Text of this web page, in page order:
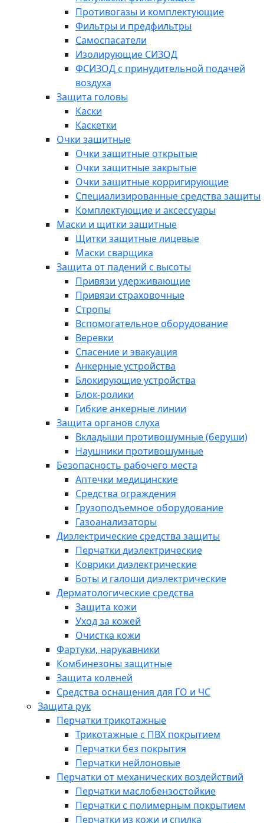
Противогазы и комплектующие
Фильтры и предфильтры
Самоспасатели
Изолирующие СИЗОД
ФСИЗОД с принудительной подачей
воздуха
Защита головы
Каски
Каскетки
Очки защитные
Очки защитные открытые
Очки защитные закрытые
Очки защитные корригирующие
Специализированные средства защиты
Комплектующие и аксессуары
Маски и щитки защитные
Щитки защитные лицевые
Маски сварщика
Защита от падений с высоты
Привязи удерживающие
Привязи страховочные
Стропы
Вспомогательное оборудование
Веревки
Спасение и эвакуация
Анкерные устройства
Блокирующие устройства
Блок-ролики
Гибкие анкерные линии
Защита органов слуха
Вкладыши противошумные (беруши)
Наушники противошумные
Безопасность рабочего места
Аптечки медицинские
Средства ограждения
Грузоподъемное оборудование
Газоанализаторы
Диэлектрические средства защиты
Перчатки диэлектрические
Коврики диэлектрические
Боты и галоши диэлектрические
Дерматологические средства
Защита кожи
Уход за кожей
Очистка кожи
Фартуки, нарукавники
Комбинезоны защитные
Защита коленей
Средства оснащения для ГО и ЧС
Защита рук
Перчатки трикотажные
Трикотажные с ПВХ покрытием
Перчатки без покрытия
Перчатки нейлоновые
Перчатки от механических воздействий
Перчатки маслобензостойкие
Перчатки с полимерным покрытием
Перчатки из кожи и спилка